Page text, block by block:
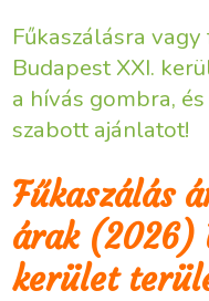
Fűkaszálásra
Budapest XXI.
a hívás gombra,
szabott ajánlatot!
Fűkaszálás
árak (2026)
kerület